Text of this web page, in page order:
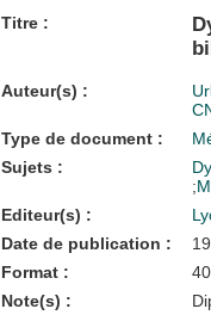
Titre :
Auteur(s) :
Type de document :
Sujets :
;
Editeur(s) :
Date de publication :
Format :
Note(s) :